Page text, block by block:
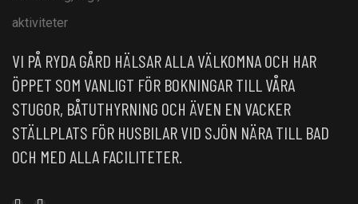
VI PÅ RYDA GÅRD HÄLSAR ALLA VÄLKOMNA OCH HAR
ÖPPET SOM VANLIGT FÖR BOKNINGAR TILL VÅRA
STUGOR, BÅTUTHYRNING OCH ÄVEN EN VACKER
STÄLLPLATS FÖR HUSBILAR VID SJÖN NÄRA TILL BAD
OCH MED ALLA FACILITETER.